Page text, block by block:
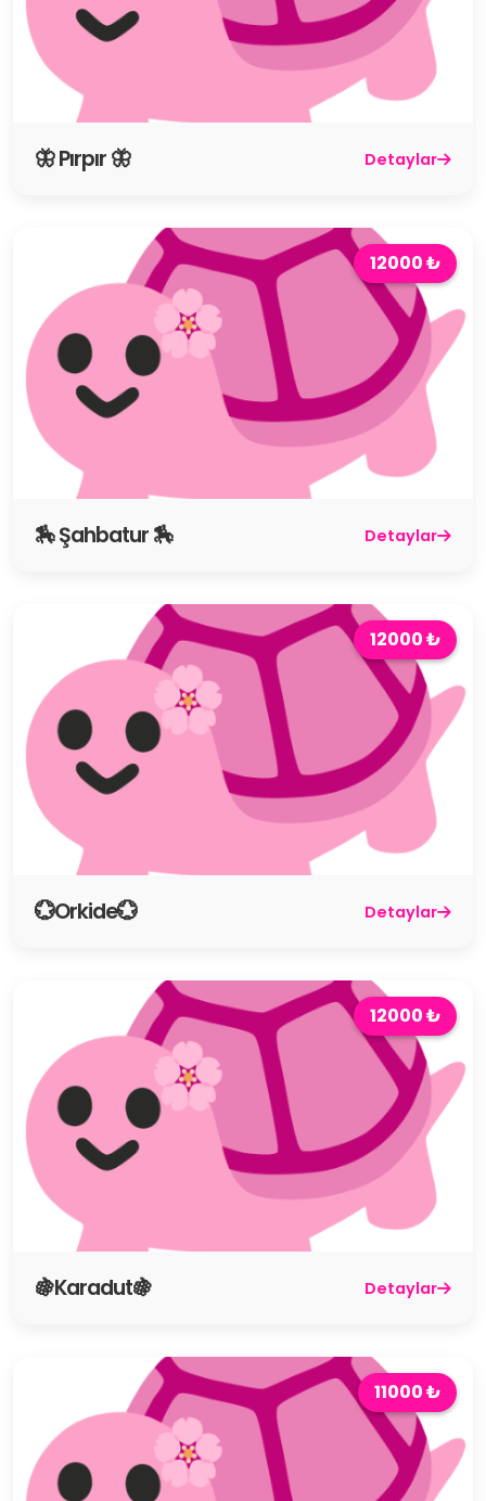
🦋 Pırpır 🦋 Detaylar
12000 ₺
🏇 Şahbatur 🏇 Detaylar
12000 ₺
💮Orkide💮 Detaylar
12000 ₺
🍇Karadut🍇 Detaylar
11000 ₺